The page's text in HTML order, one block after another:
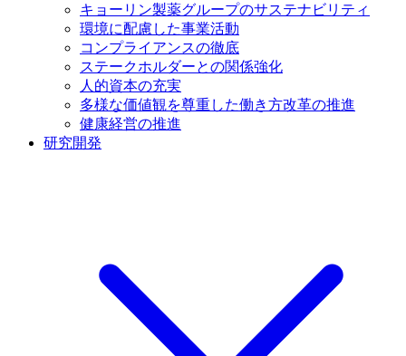
キョーリン製薬グループのサステナビリティ
環境に配慮した事業活動
コンプライアンスの徹底
ステークホルダーとの関係強化
人的資本の充実
多様な価値観を尊重した働き方改革の推進
健康経営の推進
研究開発